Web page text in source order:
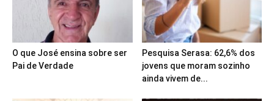
O que José ensina sobre ser
Pai de Verdade
Pesquisa Serasa: 62,6% dos
jovens que moram sozinho
ainda vivem de...